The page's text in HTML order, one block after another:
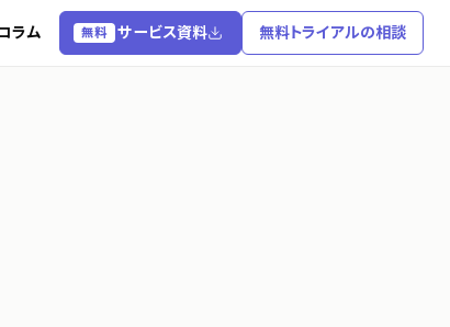
ラム 無料 サービス資料 無料トライアルの相談